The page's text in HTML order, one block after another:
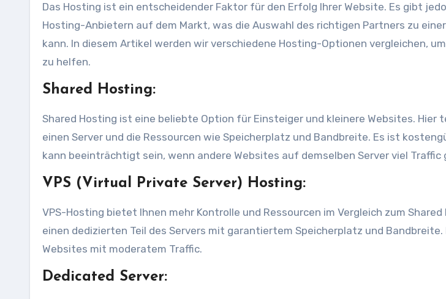
Das Hosting ist ein entscheidender Faktor für den Erfolg Ihrer Website. Es gibt
Hosting-Anbietern auf dem Markt, was die Auswahl des richtigen Partners zu
kann. In diesem Artikel werden wir verschiedene Hosting-Optionen vergleichen,
zu helfen.
Shared Hosting:
Shared Hosting ist eine beliebte Option für Einsteiger und kleinere Websites. Hier
einen Server und die Ressourcen wie Speicherplatz und Bandbreite. Es ist
kann beeinträchtigt sein, wenn andere Websites auf demselben Server viel Traffic
VPS (Virtual Private Server) Hosting:
VPS-Hosting bietet Ihnen mehr Kontrolle und Ressourcen im Vergleich zum
einen dedizierten Teil des Servers mit garantiertem Speicherplatz und
Websites mit moderatem Traffic.
Dedicated Server: